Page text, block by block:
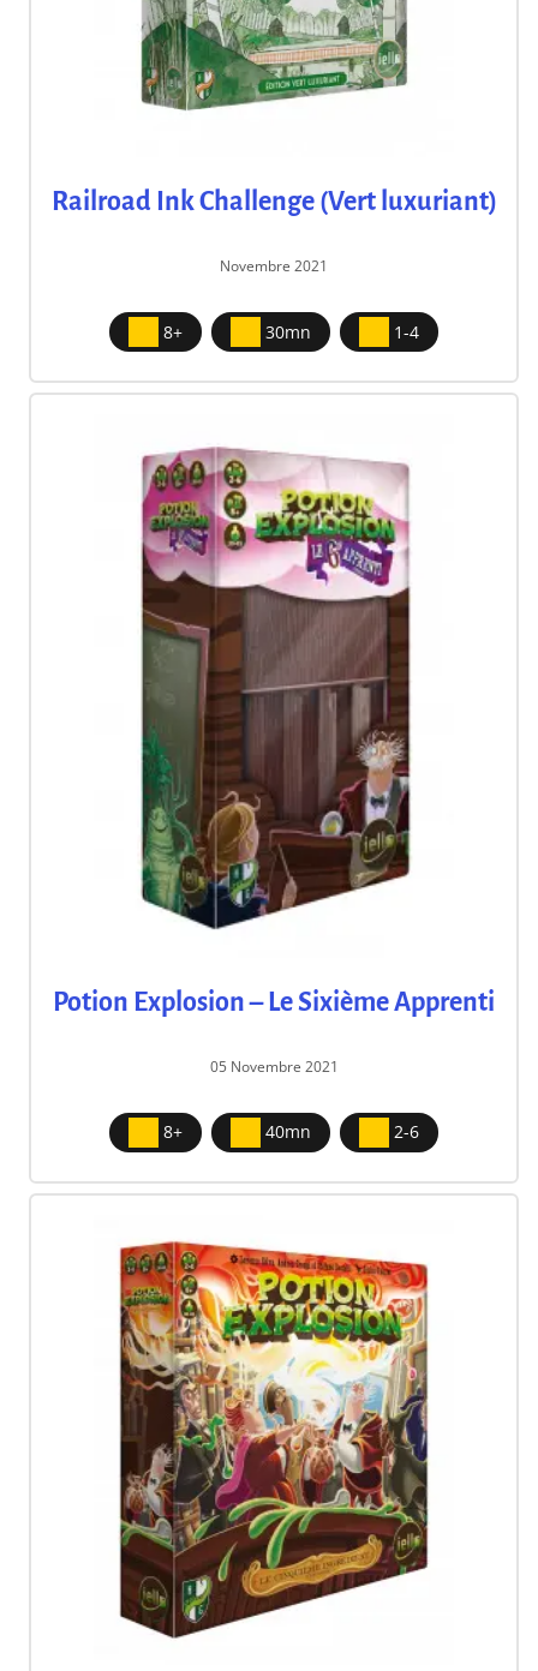
Railroad Ink Challenge (Vert luxuriant)
Novembre 2021
8+ 30mn 1-4
Potion Explosion – Le Sixième Apprenti
05 Novembre 2021
8+ 40mn 2-6